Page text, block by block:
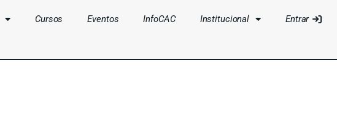
Cursos Eventos InfoCAC Institucional Entrar